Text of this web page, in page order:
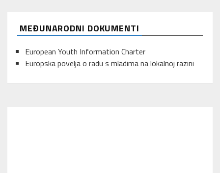
MEĐUNARODNI DOKUMENTI
European Youth Information Charter
Europska povelja o radu s mladima na lokalnoj razini